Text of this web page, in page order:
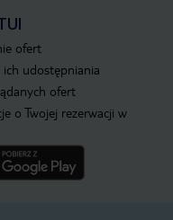
ofert
udostępniania
ofert
o Twojej rezerwacji w